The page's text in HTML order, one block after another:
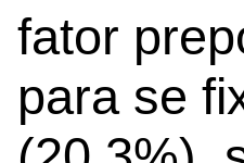
fator
para se